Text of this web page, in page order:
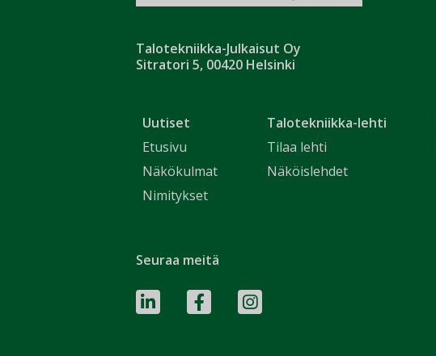
Talotekniikka-Julkaisut Oy
Sitratori 5, 00420 Helsinki
Uutiset
Etusivu
Näkökulmat
Nimitykset
Talotekniikka-lehti
Tilaa lehti
Näköislehdet
Seuraa meitä